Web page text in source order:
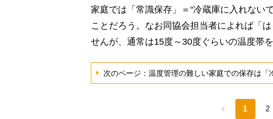
家庭では「常識保存」＝“冷蔵庫に入れない
ことだろう。なお同協会担当者によれば「
せんが、通常は15度～30度ぐらいの温度帯
次のページ：温度管理の難しい家庭での保存は「
1 2